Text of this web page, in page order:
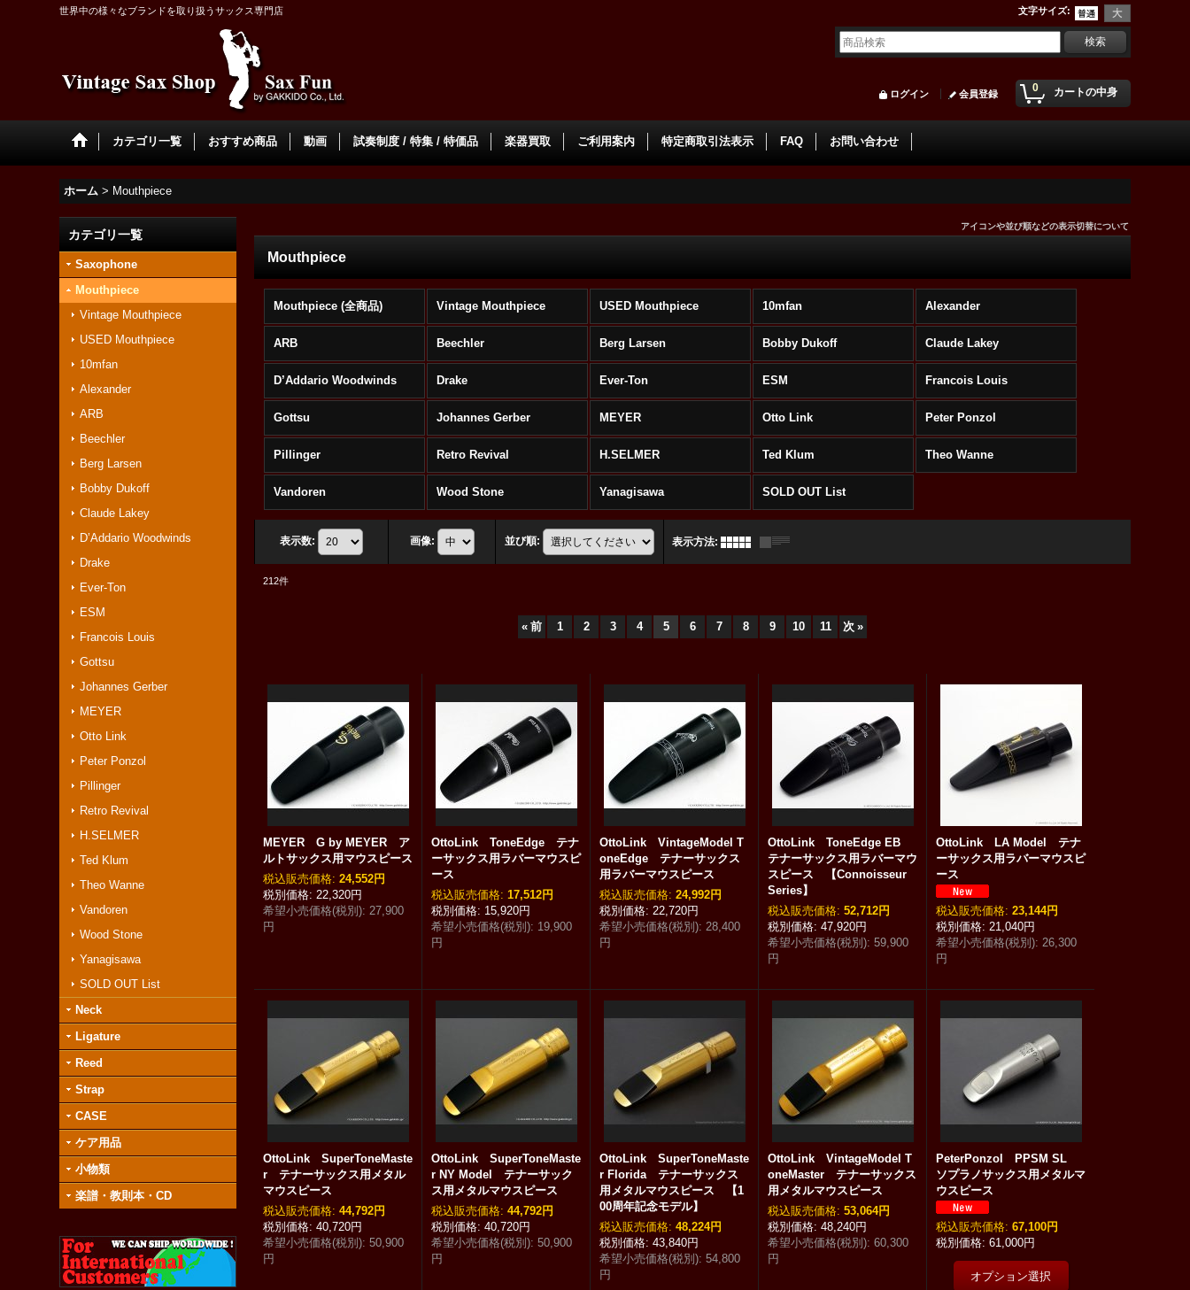
世界中の様々なブランドを取り扱うサックス専門店 文字サイズ:
0 カートの中身
ログイン 会員登録
カテゴリ一覧 おすすめ商品 動画 試奏制度 / 特集 / 特価品 楽器買取 ご利用案内 特定商取引法表示 FAQ お問い合わせ
ホーム > Mouthpiece
カテゴリ一覧
Saxophone
Mouthpiece
Vintage Mouthpiece
USED Mouthpiece
10mfan
Alexander
ARB
Beechler
Berg Larsen
Bobby Dukoff
Claude Lakey
D’Addario Woodwinds
Drake
Ever-Ton
ESM
Francois Louis
Gottsu
Johannes Gerber
MEYER
Otto Link
Peter Ponzol
Pillinger
Retro Revival
H.SELMER
Ted Klum
Theo Wanne
Vandoren
Wood Stone
Yanagisawa
SOLD OUT List
Neck
Ligature
Reed
Strap
CASE
ケア用品
小物類
楽譜・教則本・CD
アイコンや並び順などの表示切替について
Mouthpiece
Mouthpiece (全商品) Vintage Mouthpiece USED Mouthpiece 10mfan Alexander
ARB Beechler Berg Larsen Bobby Dukoff Claude Lakey
D’Addario Woodwinds Drake Ever-Ton ESM Francois Louis
Gottsu Johannes Gerber MEYER Otto Link Peter Ponzol
Pillinger Retro Revival H.SELMER Ted Klum Theo Wanne
Vandoren Wood Stone Yanagisawa SOLD OUT List
表示数: 画像: 並び順: 表示方法:
212件
« 前 1 2 3 4 5 6 7 8 9 10 11 次 »
MEYER G by MEYER ア
ルトサックス用マウスピース
22,320円
税込 : 24,552円
希望小売価格(税別): 27,900
円
OttoLink ToneEdge テナ
ーサックス用ラバーマウスピ
ース
15,920円
税込 : 17,512円
希望小売価格(税別): 19,900
円
OttoLink VintageModel T
oneEdge テナーサックス
用ラバーマウスピース
22,720円
税込 : 24,992円
希望小売価格(税別): 28,400
円
OttoLink ToneEdge EB
テナーサックス用ラバーマウ
スピース 【Connoisseur
Series】
47,920円
税込 : 52,712円
希望小売価格(税別): 59,900
円
OttoLink LA Model テナ
ーサックス用ラバーマウスピ
ース
21,040円
税込 : 23,144円
希望小売価格(税別): 26,300
円
OttoLink SuperToneMaste
r テナーサックス用メタル
マウスピース
40,720円
税込 : 44,792円
希望小売価格(税別): 50,900
円
OttoLink SuperToneMaste
r NY Model テナーサック
ス用メタルマウスピース
40,720円
税込 : 44,792円
希望小売価格(税別): 50,900
円
OttoLink SuperToneMaste
r Florida テナーサックス
用メタルマウスピース 【1
00周年記念モデル】
43,840円
税込 : 48,224円
希望小売価格(税別): 54,800
円
OttoLink VintageModel T
oneMaster テナーサックス
用メタルマウスピース
48,240円
税込 : 53,064円
希望小売価格(税別): 60,300
円
PeterPonzol PPSM SL
ソプラノサックス用メタルマ
ウスピース
61,000円
税込 : 67,100円